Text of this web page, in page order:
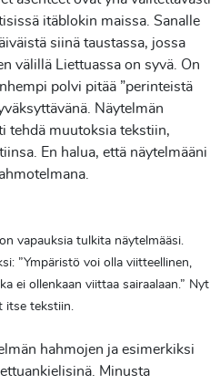
itäblokin maissa. Sanalle
siinä taustassa, jossa
välillä Liettuassa on syvä. On
polvi pitää ”perinteistä
Näytelmän
tehdä muutoksia tekstiin,
En halua, että näytelmääni
vapauksia tulkita näytelmääsi.
”Ympäristö voi olla viitteellinen,
ei ollenkaan viittaa sairaalaan.” Nyt
itse tekstiin.
hahmojen ja esimerkiksi
Minusta